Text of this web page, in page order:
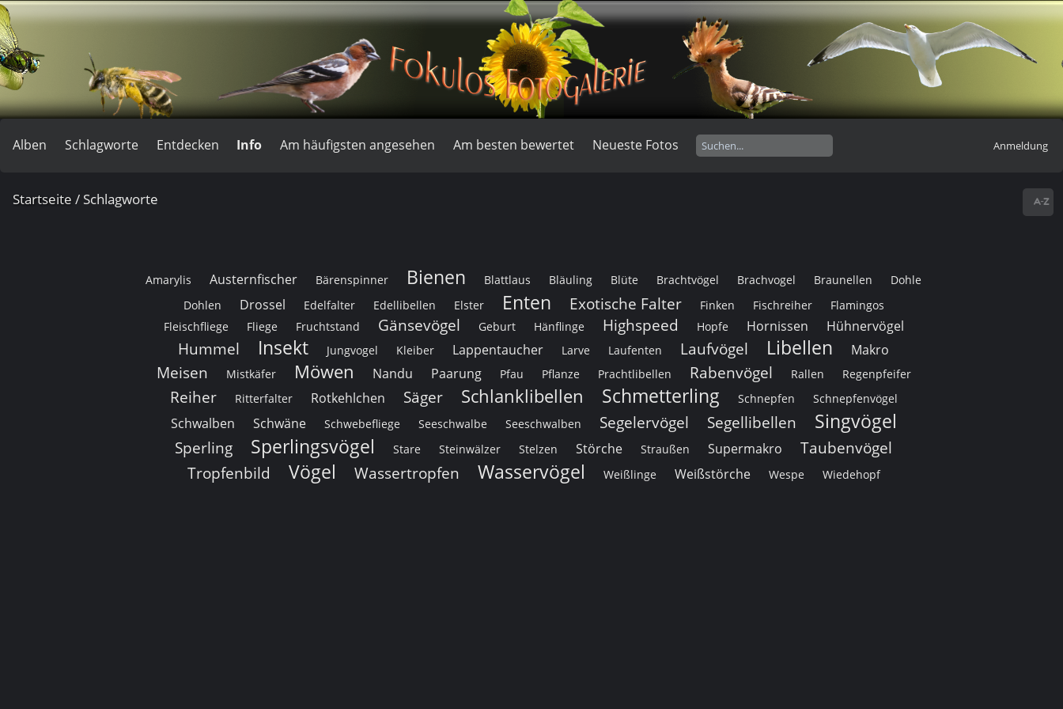
Alben Schlagworte Entdecken Info Am häufigsten angesehen Am besten bewertet Neueste Fotos Anmeldung
Startseite / Schlagworte
Amarylis Austernfischer Bärenspinner Bienen Blattlaus Bläuling Blüte Brachtvögel Brachvogel Braunellen
Dohle
Dohlen
Drossel Edelfalter Edellibellen Elster Enten Exotische Falter Finken Fischreiher
Flamingos
Fleischfliege
Fliege Fruchtstand Gänsevögel Geburt Hänflinge Highspeed Hopfe Hornissen Hühnervögel
Hummel Insekt Jungvogel Kleiber Lappentaucher Larve Laufenten Laufvögel Libellen Makro
Meisen Mistkäfer Möwen Nandu Paarung Pfau Pflanze Prachtlibellen Rabenvögel Rallen Regenpfeifer
Reiher Ritterfalter Rotkehlchen Säger Schlanklibellen Schmetterling Schnepfen Schnepfenvögel
Schwalben Schwäne Schwebefliege Seeschwalbe Seeschwalben Segelervögel Segellibellen Singvögel
Sperling Sperlingsvögel Stare Steinwälzer Stelzen Störche Straußen Supermakro
Taubenvögel
Tropfenbild
Vögel Wassertropfen Wasservögel Weißlinge Weißstörche Wespe Wiedehopf